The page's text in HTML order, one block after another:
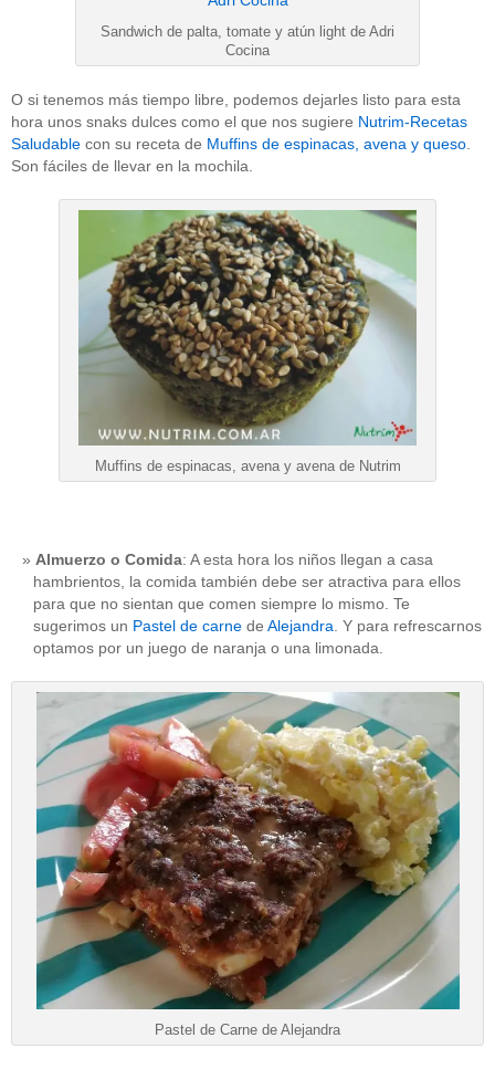
Sandwich de palta, tomate y atún light de Adri
Cocina
O si tenemos más tiempo libre, podemos dejarles listo para esta
hora unos snaks dulces como el que nos sugiere Nutrim-Recetas
Saludable con su receta de Muffins de espinacas, avena y queso.
Son fáciles de llevar en la mochila.
Muffins de espinacas, avena y avena de Nutrim
Almuerzo o Comida: A esta hora los niños llegan a casa
hambrientos, la comida también debe ser atractiva para ellos
para que no sientan que comen siempre lo mismo. Te
sugerimos un Pastel de carne de Alejandra . Y para refrescarnos
optamos por un juego de naranja o una limonada.
Pastel de Carne de Alejandra